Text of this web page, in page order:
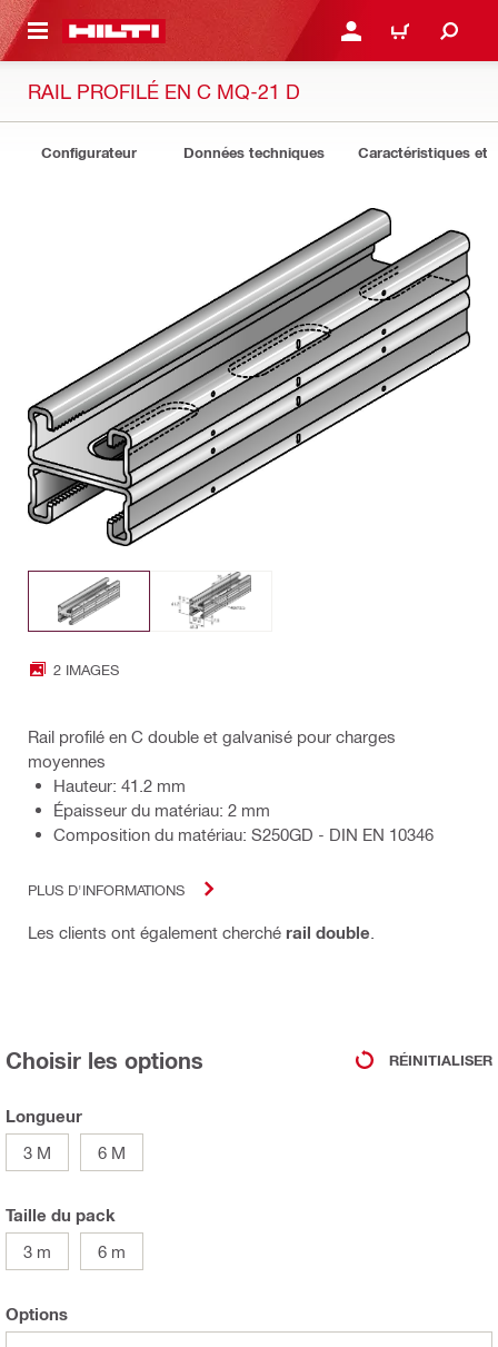
CONTENT CONNEXION OU
PANIER
RAIL PROFILÉ EN C MQ-21 D
Configurateur Données techniques Caractéristiques et
2 IMAGES
Rail profilé en C double et galvanisé pour charges
moyennes
Hauteur: 41.2 mm
Épaisseur du matériau: 2 mm
Composition du matériau: S250GD - DIN EN 10346
PLUS D'INFORMATIONS
Les clients ont également cherché rail double
Choisir les options RÉINITIALISER
Longueur
3 M
6 M
Taille du pack
3 m
6 m
Options